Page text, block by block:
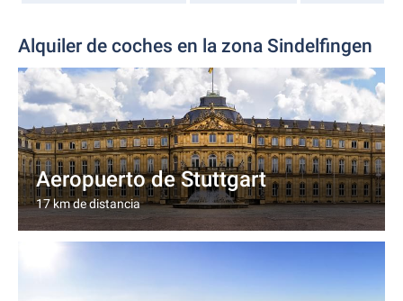
Alquiler de coches en la zona Sindelfingen
Aeropuerto de Stuttgart
17 km de distancia